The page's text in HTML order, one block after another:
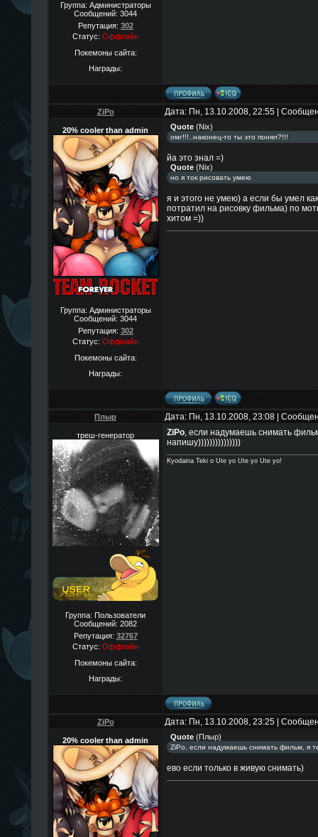
Группа: Администраторы
Сообщений: 3044
Репутация: 302
Статус: Оффлайн
Покемоны сайта:
Награды:
ZiPo Дата: Пн, 13.10.2008, 22:55 |
20% cooler than admin
Группа: Администраторы
Сообщений: 3044
Репутация: 302
Статус: Оффлайн
Покемоны сайта:
Награды:
Quote(Nix)
омг!!!..наконец-то ты это понял?!!!
йа это знал =)
Quote(Nix)
но я ток рисовать умею
я и этого не умею) а если бы умел
потратил на рисовку фильма) по
хитом =))
Плыр Дата: Пн, 13.10.2008, 23:08 |
треш-генератор
Группа: Пользователи
Сообщений: 2082
Репутация: 32767
Статус: Оффлайн
Покемоны сайта:
Награды:
ZiPo, если надумаешь снимать
напишу)))))))))))))))
Kyodaina Teki o Ute yo Ute yo Ute yo!
ZiPo Дата: Пн, 13.10.2008, 23:25 |
20% cooler than admin Quote(Плыр)
ZiPo, если надумаешь снимать фильм, я
ево если только в живую снимать)